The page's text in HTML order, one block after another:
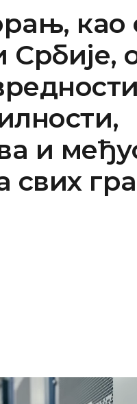
као
и
свих